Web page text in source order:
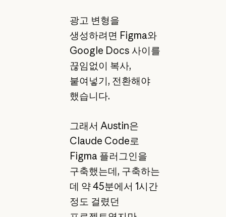
광고 변형을
생성하려면 Figma와
Google Docs 사이를
끊임없이 복사,
붙여넣기, 전환해야
했습니다.
그래서 Austin은
Claude Code로
Figma 플러그인을
구축했는데, 구축하는
데 약 45분에서 1시간
정도 걸렸던